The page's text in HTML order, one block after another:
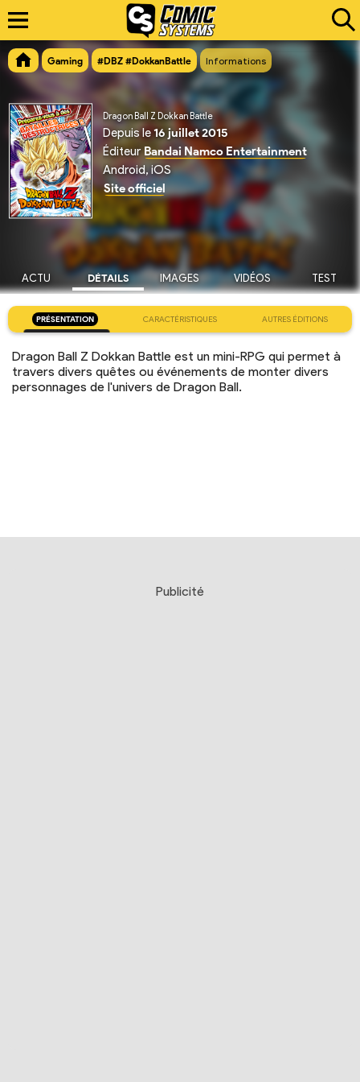
Gaming #DBZ #DokkanBattle Informations
Dragon Ball Z Dokkan Battle
Depuis le16 juillet 2015
Éditeur Bandai Namco Entertainment
Android, iOS
Site officiel
ACTU DÉTAILS IMAGES VIDÉOS TEST
PRÉSENTATION CARACTÉRISTIQUES AUTRES ÉDITIONS
Dragon Ball Z Dokkan Battle est un mini-RPG qui permet à
travers divers quêtes ou événements de monter divers
personnages de l'univers de Dragon Ball.
Publicité